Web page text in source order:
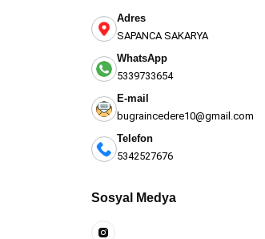
Adres
SAPANCA SAKARYA
WhatsApp
5339733654
E-mail
bugraincedere10@gmail.com
Telefon
5342527676
Sosyal Medya
Teşekkür Ederiz